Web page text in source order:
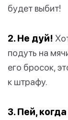
будет выбит!
2. Не дуй!
подуть на
его бросок,
к штрафу.
3. Пей,